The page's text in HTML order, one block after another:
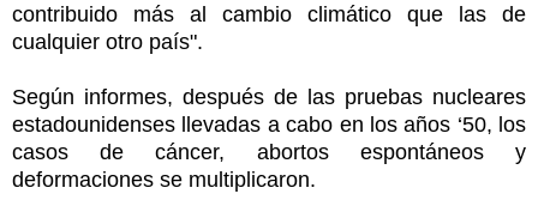
contribuido más al cambio climático que las de
cualquier otro país".
Según informes, después de las pruebas nucleares
estadounidenses llevadas a cabo en los años ‘50, los
casos de cáncer, abortos espontáneos y
deformaciones se multiplicaron.